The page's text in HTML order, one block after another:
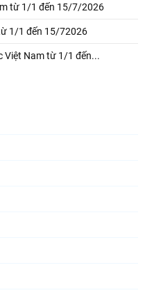
từ 1/1 đến 15/7/2026
1/1 đến 15/72026
Việt Nam từ 1/1 đến...